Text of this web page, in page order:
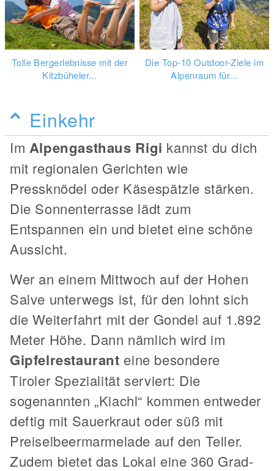
Tolle Bergerlebnisse mit der
Kitzbüheler...
Die Top-10 Outdoor-Ziele im
Alpenraum für...
Einkehr
Im Alpengasthaus Rigi kannst du dich
mit regionalen Gerichten wie
Pressknödel oder Käsespätzle stärken.
Die Sonnenterrasse lädt zum
Entspannen ein und bietet eine schöne
Aussicht.
Wer an einem Mittwoch auf der Hohen
Salve unterwegs ist, für den lohnt sich
die Weiterfahrt mit der Gondel auf 1.892
Meter Höhe. Dann nämlich wird im
Gipfelrestaurant eine besondere
Tiroler Spezialität serviert: Die
sogenannten „Kiachl“ kommen entweder
deftig mit Sauerkraut oder süß mit
Preiselbeermarmelade auf den Teller.
Zudem bietet das Lokal eine 360 Grad-